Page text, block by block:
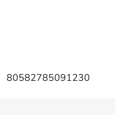
80582785091230